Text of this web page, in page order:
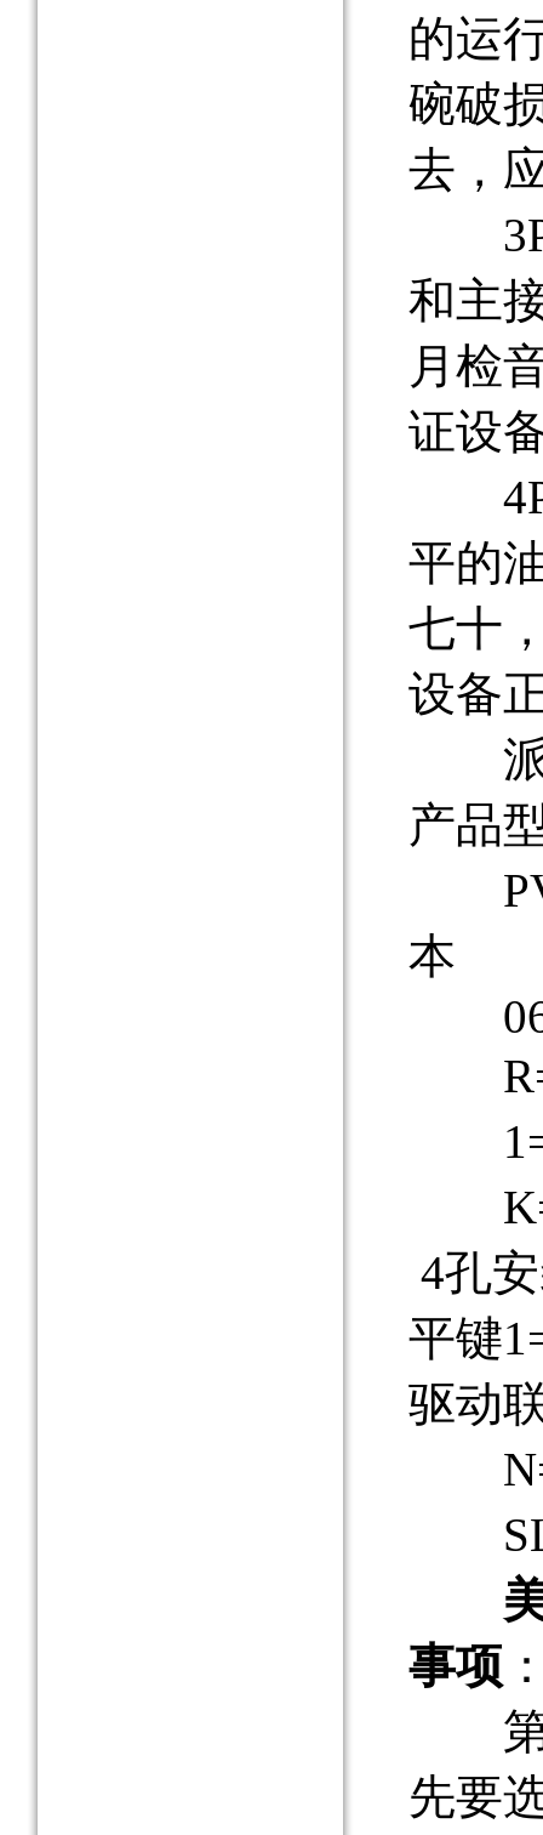
的运
碗破
去，
和主
月检
证设
平的
七十
设备
派
产品
本
R=
1=
K=
4孔
平键
驱动
N=
美
事项
第
先要